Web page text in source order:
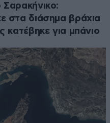
στα διάσημα βράχια
κατέβηκε για μπάνιο